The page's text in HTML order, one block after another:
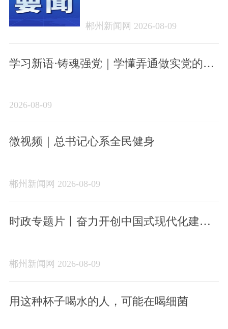
郴州新闻网 2026-08-09
学习新语·铸魂强党｜学懂弄通做实党的创
2026-08-09
微视频｜总书记心系全民健身
郴州新闻网 2026-08-09
时政专题片丨奋力开创中国式现代化建设
郴州新闻网 2026-08-09
用这种杯子喝水的人，可能在喝细菌